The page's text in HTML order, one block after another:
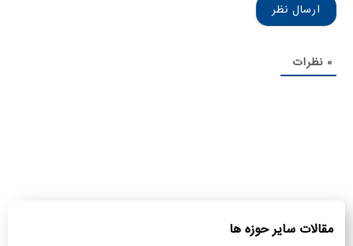
0 نظرات
مقالات سایر حوزه ها